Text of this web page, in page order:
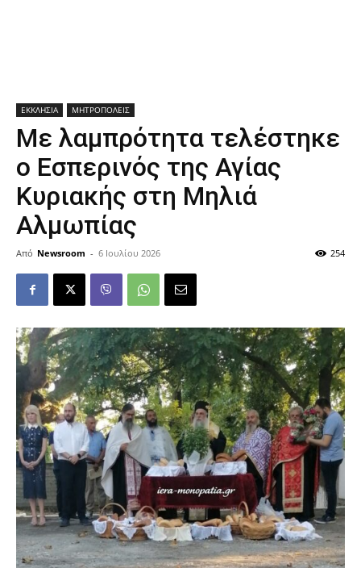
ΕΚΚΛΗΣΙΑ ΜΗΤΡΟΠΟΛΕΙΣ
Με λαμπρότητα τελέστηκε
ο Εσπερινός της Αγίας
Κυριακής στη Μηλιά
Αλμωπίας
Από Newsroom - 6 Ιουλίου 2026 254